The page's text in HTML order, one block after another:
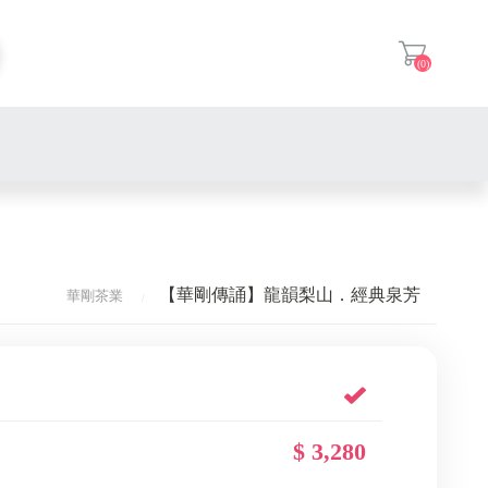
(0)
華剛茶業 【華剛傳誦】龍韻梨山．經典泉芳
$ 3,280